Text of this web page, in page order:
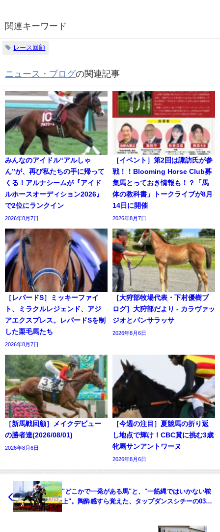
関連キーワード
レース回顧
ニュース・ブログの関連記事
みんなのアイドル“アルしゃ
ん”が、再び私たちの手に帰って
くる！アルナシームが『アイド
ルホースオーディション2026』
で2位にランクイン
2026年8月7日
［イベント］第2回は諏訪氏が参
戦！！Blooming Horse Club募
集馬とっておき情報も！？「馬
体の教科書」トークライブが8月
14日に開催
2026年8月7日
［レパードS］ミッキーファイ
ト、ミラクルレジェンド、アジ
アエクスプレス。レパードSを制
した栗毛馬たち
2026年8月7日
［大狩部牧場代表・下村優樹ブ
ログ］大狩部だより - カラヴァッ
ジオとパンサラッサ
2026年8月6日
［新馬戦回顧］メイクデビュー
の勝者達(2026/08/01)
2026年8月6日
［今週の注目］夏競馬の折り返
し地点で輝け！CBC賞に挑む3歳
牝馬サンアントワーヌ
2026年8月6日
"どこかで一発がある馬"と、"一筋縄ではいかない鞍
上"。陶酔感すら覚えた、タップダンスシチーの03年